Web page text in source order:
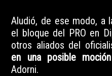
Aludió, de ese modo, a
el bloque del PRO en
otros aliados del
en una posible
Adorni.